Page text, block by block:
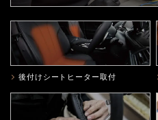
後付けシートヒーター取付